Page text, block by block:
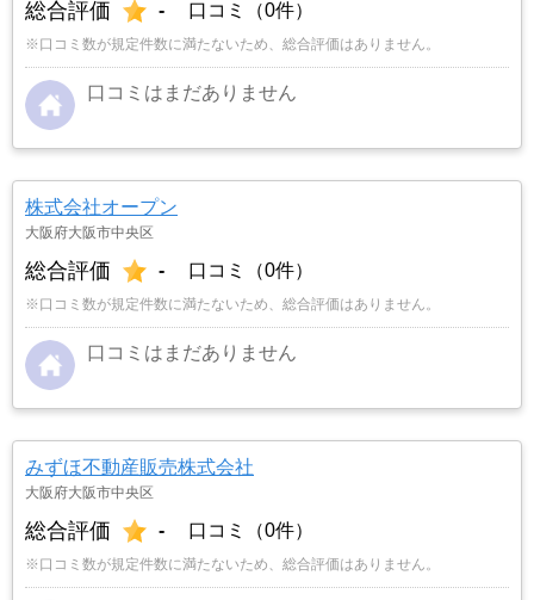
総合評価 - 口コミ（0件）
※口コミ数が規定件数に満たないため、総合評価はありません。
口コミはまだありません
株式会社オープン
大阪府大阪市中央区
総合評価 - 口コミ（0件）
※口コミ数が規定件数に満たないため、総合評価はありません。
口コミはまだありません
みずほ不動産販売株式会社
大阪府大阪市中央区
総合評価 - 口コミ（0件）
※口コミ数が規定件数に満たないため、総合評価はありません。